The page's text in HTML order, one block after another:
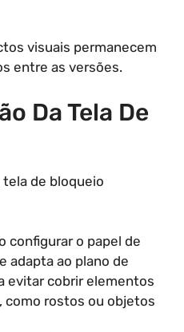
visuais permanecem
entre as versões.
Da Tela De
tela de bloqueio
configurar o papel de
adapta ao plano de
evitar cobrir elementos
como rostos ou objetos